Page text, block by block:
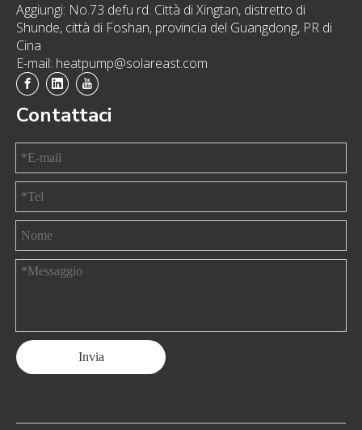
Aggiungi: No.73 defu rd. Città di Xingtan, distretto di
Shunde, città di Foshan, provincia del Guangdong, PR di
Cina
E-mail: heatpump@solareast.com
Contattaci
Invia